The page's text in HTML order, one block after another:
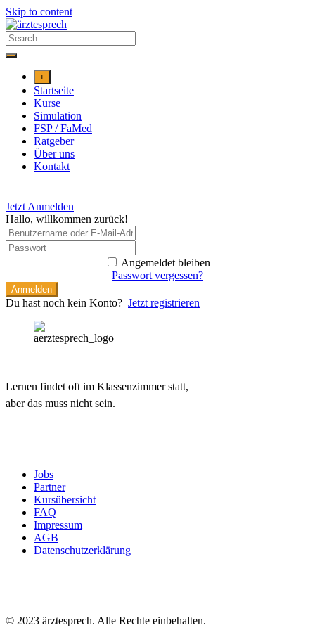
Skip to content
+
Startseite
Kurse
Simulation
FSP / FaMed
Ratgeber
Über uns
Kontakt
Jetzt Anmelden
Hallo, willkommen zurück!
Angemeldet bleiben
Passwort vergessen?
Anmelden
Du hast noch kein Konto? Jetzt registrieren
Lernen findet oft im Klassenzimmer statt,
aber das muss nicht sein.
Jobs
Partner
Kursübersicht
FAQ
Impressum
AGB
Datenschutzerklärung
© 2023 ärztesprech. Alle Rechte einbehalten.